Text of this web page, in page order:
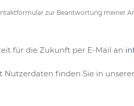
zur Beantwortung meiner
für die Zukunft per E-Mail an
finden Sie in unserer